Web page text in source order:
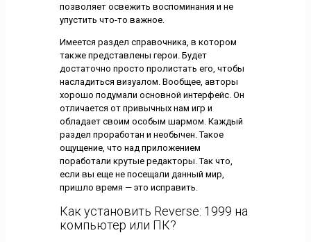
позволяет освежить воспоминания и не
упустить что-то важное.
Имеется раздел справочника, в котором
также представлены герои. Будет
достаточно просто пролистать его, чтобы
насладиться визуалом. Вообщее, авторы
хорошо подумали основной интерфейс. Он
отличается от привычных нам игр и
обладает своим особым шармом. Каждый
раздел проработан и необычен. Такое
ощущение, что над приложением
поработали крутые редакторы. Так что,
если вы еще не посещали данный мир,
пришло время — это исправить.
Как установить Reverse: 1999 на
компьютер или ПК?